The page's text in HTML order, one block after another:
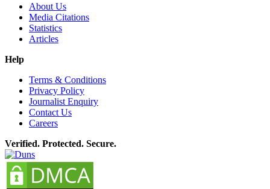
About Us
Media Citations
Statistics
Articles
Help
Terms & Conditions
Privacy Policy
Journalist Enquiry
Contact Us
Careers
Verified. Protected. Secure.